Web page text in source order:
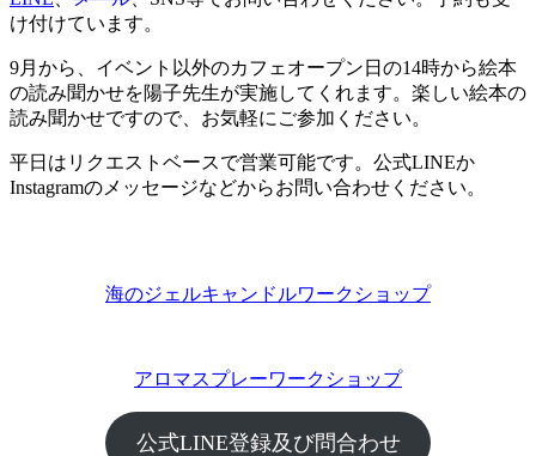
け付けています。
9月から、イベント以外のカフェオープン日の14時から絵本
の読み聞かせを陽子先生が実施してくれます。楽しい絵本の
読み聞かせですので、お気軽にご参加ください。
平日はリクエストベースで営業可能です。公式LINEか
Instagramのメッセージなどからお問い合わせください。
海のジェルキャンドルワークショップ
アロマスプレーワークショップ
公式LINE登録及び問合わせ